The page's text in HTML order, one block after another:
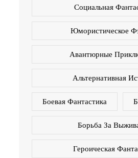
Социальная
Юмористическое
Авантюрные
Альтернативная
Боевая Фантастика
Борьба За
Героическая